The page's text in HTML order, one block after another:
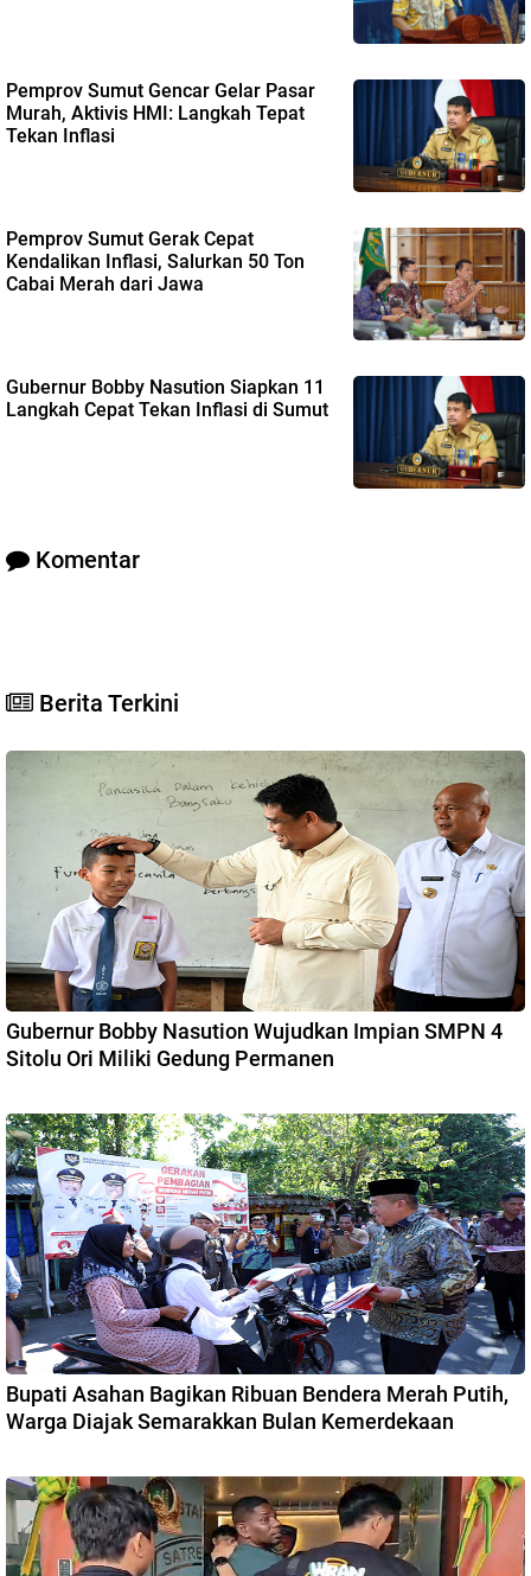
Pemprov Sumut Gencar Gelar Pasar
Murah, Aktivis HMI: Langkah Tepat
Tekan Inflasi
Pemprov Sumut Gerak Cepat
Kendalikan Inflasi, Salurkan 50 Ton
Cabai Merah dari Jawa
Gubernur Bobby Nasution Siapkan 11
Langkah Cepat Tekan Inflasi di Sumut
Komentar
Berita Terkini
Gubernur Bobby Nasution Wujudkan Impian SMPN 4
Sitolu Ori Miliki Gedung Permanen
Bupati Asahan Bagikan Ribuan Bendera Merah Putih,
Warga Diajak Semarakkan Bulan Kemerdekaan